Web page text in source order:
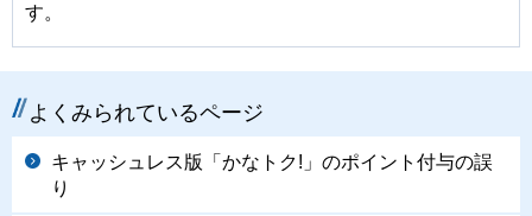
す。
よくみられているページ
キャッシュレス版「かなトク!」のポイント付与の誤
り